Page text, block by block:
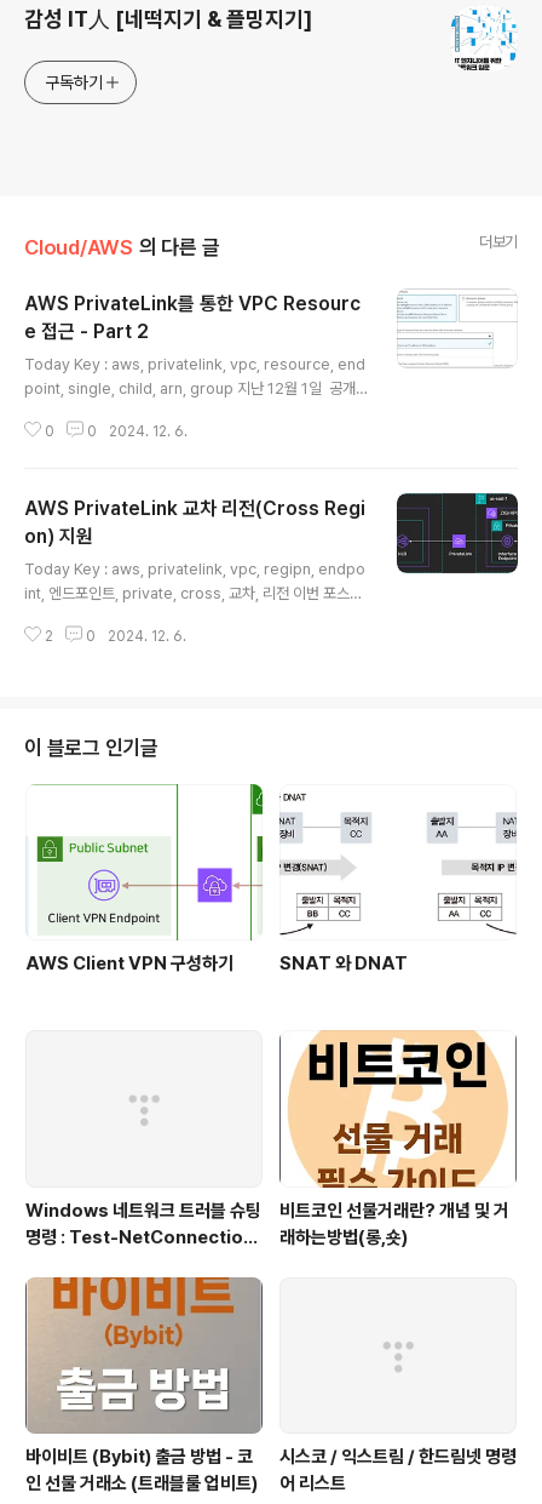
감성 IT人 [네떡지기 & 플밍지기]
구독하기
Cloud/AWS 의 다른 글 더보기
AWS PrivateLink를 통한 VPC Resourc
e 접근 - Part 2
Today Key : aws, privatelink, vpc, resource, end
point, single, child, arn, group 지난 12월 1일 공개
er AWS PrivateLink' 에 대한 내용에 대한 두 번 째 포스
source Configuration에 대해서 조금 더 알아보려고 합
니다. → 기존 포스팅을 먼저 보고 오세요 : https://zigisp
source와 Resource Group으로 나뉩니다. Re..
0 0 2024. 12. 6.
AWS PrivateLink 교차 리전(Cross Regi
on) 지원
Today Key : aws, privatelink, vpc, regipn, endpo
int, 엔드포인트, private, cross, 교차, 리전 이번 포스팅
리전(Cross Region) 지원' 에 대한 내용입니다. 기존의 I
Endpoint Service를 Interface Endpoint를 통해서 지
원합니다. 본 포스팅에서는 PrivateLink 교차 리전 구성
을 통해, VPC Endpoint Service가 구성된 ..
2 0 2024. 12. 6.
이 블로그 인기글
AWS Client VPN 구성하기 SNAT 와 DNAT
Windows 네트워크 트러블 슈팅
명령 : Test-NetConnection
비트코인 선물거래란? 개념 및 거
래하는방법(롱,숏)
바이비트 (Bybit) 출금 방법 - 코
인 선물 거래소 (트래블룰 업비트)
시스코 / 익스트림 / 한드림넷 명령
어 리스트